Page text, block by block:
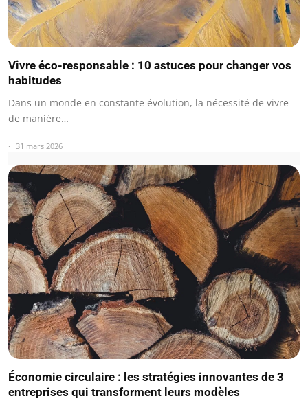
Vivre éco-responsable : 10 astuces pour changer vos
habitudes
Dans un monde en constante évolution, la nécessité de vivre
de manière…
31 mars 2026
Économie circulaire : les stratégies innovantes de 3
entreprises qui transforment leurs modèles